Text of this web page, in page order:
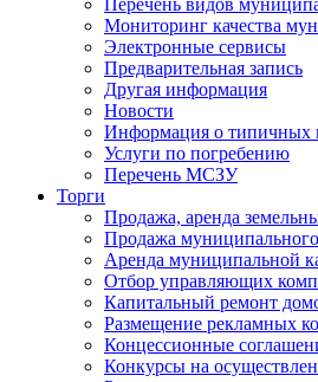
Перечень видов
Мониторинг качества
Электронные сервисы
Предварительная запись
Другая информация
Новости
Информация о типичных
Услуги по погребению
Перечень МСЗУ
Торги
Продажа, аренда
Продажа
Аренда муниципальной
Отбор управляющих
Капитальный ремонт
Размещение рекламных
Концессионные
Конкурсы на